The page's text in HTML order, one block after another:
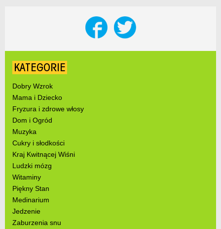
KATEGORIE
Dobry Wzrok
Mama i Dziecko
Fryzura i zdrowe włosy
Dom i Ogród
Muzyka
Cukry i słodkości
Kraj Kwitnącej Wiśni
Ludzki mózg
Witaminy
Piękny Stan
Medinarium
Jedzenie
Zaburzenia snu